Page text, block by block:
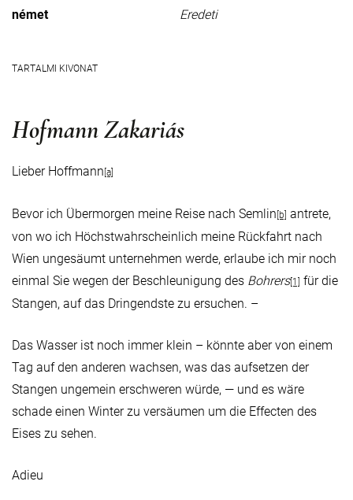
német Eredeti
TARTALMI KIVONAT
Hofmann Zakariás
Lieber Hoffmann [a]
Bevor ich Übermorgen meine Reise nach Semlin [b] antrete,
von wo ich Höchstwahrscheinlich meine Rückfahrt nach
Wien ungesäumt unternehmen werde, erlaube ich mir noch
einmal Sie wegen der Beschleunigung des Bohrers[1]
für die
Stangen, auf das Dringendste zu ersuchen. –
Das Wasser ist noch immer klein – könnte aber von einem
Tag auf den anderen wachsen, was das aufsetzen der
Stangen ungemein erschweren würde, — und es wäre
schade einen Winter zu versäumen um die Effecten des
Eises zu sehen.
Adieu